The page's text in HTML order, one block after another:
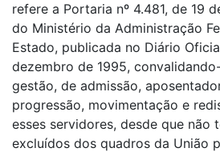
refere a Portaria nº 4.481, de 19
do Ministério da Administração
Estado, publicada no Diário
dezembro de 1995,
gestão, de admissão,
progressão, movimentação e
esses servidores, desde que não
excluídos dos quadros da União